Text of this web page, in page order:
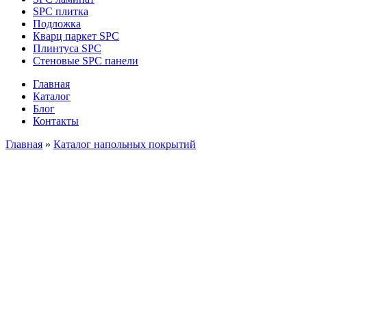
SPC плитка
Подложка
Кварц паркет SPC
Плинтуса SPC
Стеновые SPC панели
Главная
Каталог
Блог
Контакты
Главная » Каталог напольных покрытий